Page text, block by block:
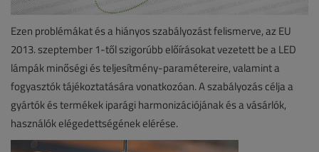
Ezen problémákat és a hiányos szabályozást felismerve, az EU
2013. szeptember 1-től szigorúbb előírásokat vezetett be a LED
lámpák minőségi és teljesítmény-paramétereire, valamint a
fogyasztók tájékoztatására vonatkozóan. A szabályozás célja a
gyártók és termékek iparági harmonizációjának és a vásárlók,
használók elégedettségének elérése.